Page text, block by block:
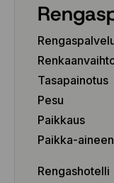
Tasapainotus
Pesu
Paikkaus
Paikka-
Rengashotelli